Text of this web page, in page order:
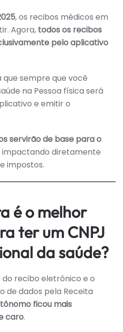
O
MUDA
PARTIR
COMO
ISSO
IMPACTA
PROFISSIONAL
, os recibos médicos em
Agora, todos os recibos
pelo aplicativo
que sempre que você
na Pessoa física será
e emitir o
servirão de base para o
impactando diretamente
impostos.
é o melhor
ter um CNPJ
da saúde?
recibo eletrônico e o
de dados pela Receita
ficou mais
caro.